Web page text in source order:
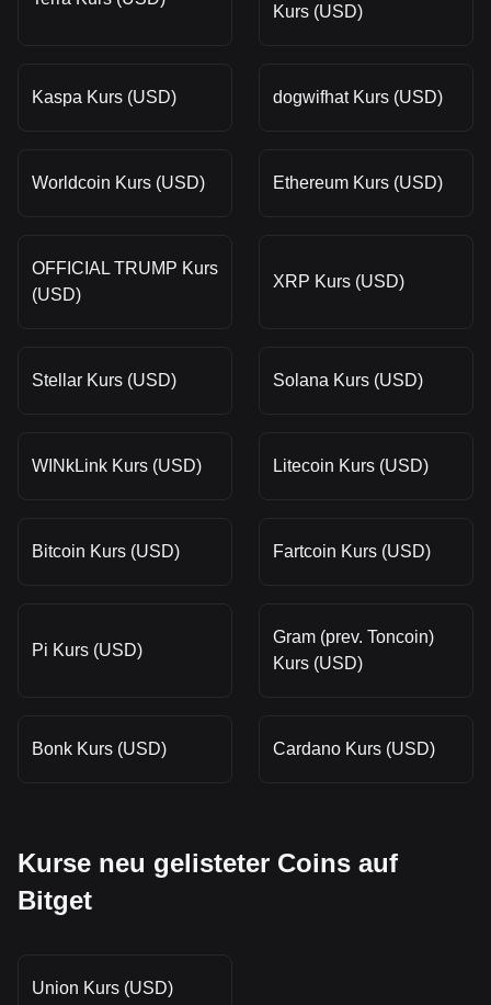
Kurs (USD)
Kaspa Kurs (USD) dogwifhat Kurs (USD)
Worldcoin Kurs (USD) Ethereum Kurs (USD)
OFFICIAL TRUMP Kurs
(USD)
XRP Kurs (USD)
Stellar Kurs (USD) Solana Kurs (USD)
WINkLink Kurs (USD) Litecoin Kurs (USD)
Bitcoin Kurs (USD) Fartcoin Kurs (USD)
Pi Kurs (USD)
Gram (prev. Toncoin)
Kurs (USD)
Bonk Kurs (USD) Cardano Kurs (USD)
Kurse neu gelisteter Coins auf
Bitget
Union Kurs (USD)